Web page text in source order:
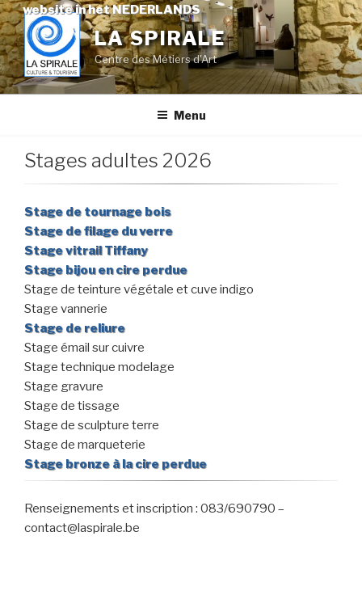
website in het NEDERLANDS
Skip
to
content
LA SPIRALE
Centre des Métiers d'Art
Menu
Stages adultes 2026
Stage de tournage bois
Stage de filage du verre
Stage vitrail Tiffany
Stage bijou en cire perdue
Stage de teinture végétale et cuve indigo
Stage vannerie
Stage de reliure
Stage émail sur cuivre
Stage technique modelage
Stage gravure
Stage de tissage
Stage de sculpture terre
Stage de marqueterie
Stage bronze à la cire perdue
Renseignements et inscription : 083/690790 –
contact@laspirale.be